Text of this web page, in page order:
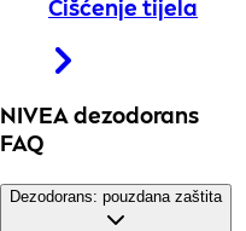
Čišćenje tijela
NIVEA dezodorans
FAQ
Dezodorans: pouzdana zaštita